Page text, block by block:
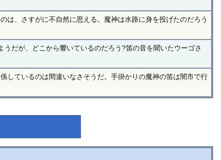
は、さすがに不自然に思える。魔神は水路に身を投げたのだろう
だが、どこから響いているのだろう?笛の音を聞いたウーゴさ
しているのは間違いなさそうだ。手掛かりの魔神の笛は闇市で行